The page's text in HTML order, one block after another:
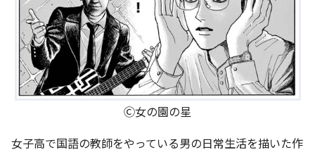
Ⓒ女の園の星
女子高で国語の教師をやっている男の日常生活を描いた作